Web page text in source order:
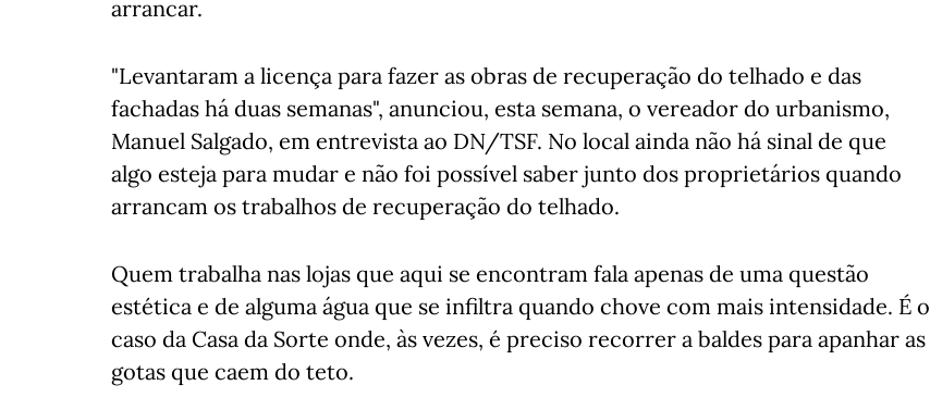
arrancar.
"Levantaram a licença para fazer as obras de recuperação do telhado e das
fachadas há duas semanas", anunciou, esta semana, o vereador do urbanismo,
Manuel Salgado, em entrevista ao DN/TSF. No local ainda não há sinal de que
algo esteja para mudar e não foi possível saber junto dos proprietários quando
arrancam os trabalhos de recuperação do telhado.
Quem trabalha nas lojas que aqui se encontram fala apenas de uma questão
estética e de alguma água que se infiltra quando chove com mais intensidade. É o
caso da Casa da Sorte onde, às vezes, é preciso recorrer a baldes para apanhar as
gotas que caem do teto.